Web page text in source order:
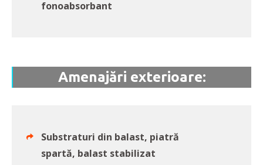
fonoabsorbant
Amenajări exterioare:
Substraturi din balast, piatră
spartă, balast stabilizat